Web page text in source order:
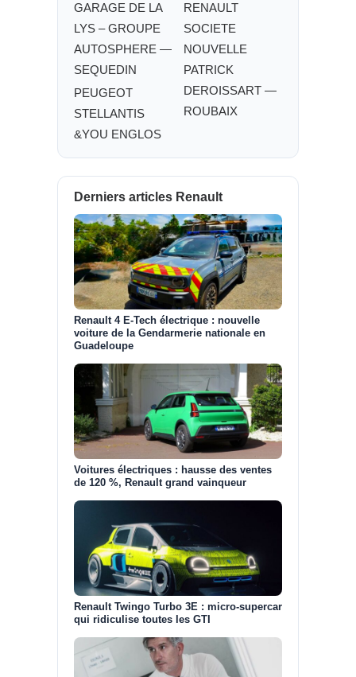
GARAGE DE LA
LYS – GROUPE
AUTOSPHERE —
SEQUEDIN
PEUGEOT
STELLANTIS
&YOU ENGLOS
RENAULT
SOCIETE
NOUVELLE
PATRICK
DEROISSART —
ROUBAIX
Derniers articles Renault
Renault 4 E-Tech électrique : nouvelle
voiture de la Gendarmerie nationale en
Guadeloupe
Voitures électriques : hausse des ventes
de 120 %, Renault grand vainqueur
Renault Twingo Turbo 3E : micro-supercar
qui ridiculise toutes les GTI